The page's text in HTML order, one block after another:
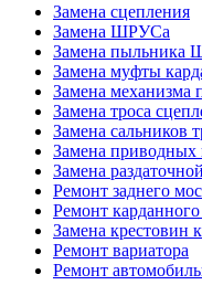
Замена сцепления
Замена ШРУСа
Замена пыльника
Замена муфты
Замена
Замена троса
Замена сальников
Замена приводных
Замена
Ремонт заднего
Ремонт карданного
Замена крестовин
Ремонт вариатора
Ремонт